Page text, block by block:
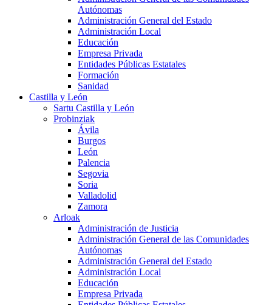
Autónomas
Administración General del Estado
Administración Local
Educación
Empresa Privada
Entidades Públicas Estatales
Formación
Sanidad
Castilla y León
Sartu Castilla y León
Probinziak
Ávila
Burgos
León
Palencia
Segovia
Soria
Valladolid
Zamora
Arloak
Administración de Justicia
Administración General de las Comunidades
Autónomas
Administración General del Estado
Administración Local
Educación
Empresa Privada